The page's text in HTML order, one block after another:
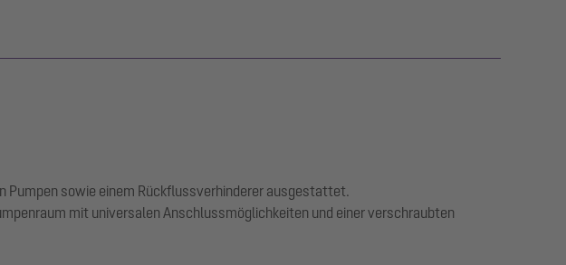
Pumpen sowie einem Rückflussverhinderer ausgestattet.
mit universalen Anschlussmöglichkeiten und einer verschraubten